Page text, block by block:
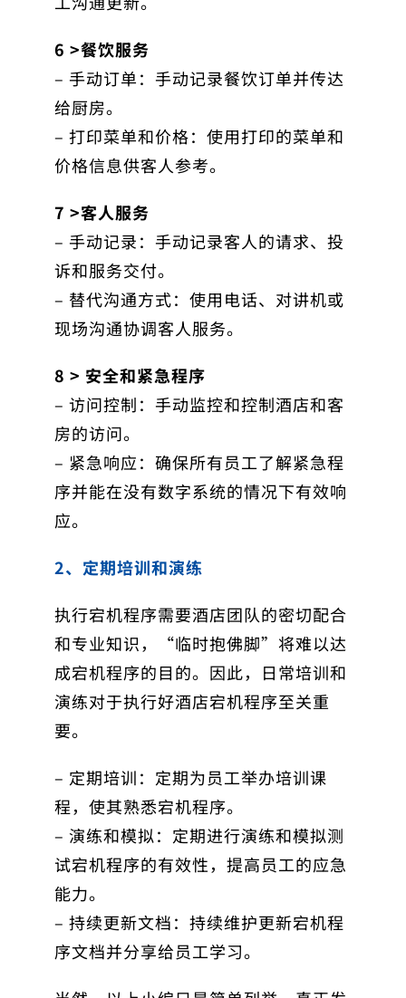
6 >餐饮服务
– 手动订单：手动记录餐饮订单并传达
给厨房。
– 打印菜单和价格：使用打印的菜单和
价格信息供客人参考。
7 >客人服务
– 手动记录：手动记录客人的请求、投
诉和服务交付。
– 替代沟通方式：使用电话、对讲机或
现场沟通协调客人服务。
8 > 安全和紧急程序
– 访问控制：手动监控和控制酒店和客
房的访问。
– 紧急响应：确保所有员工了解紧急程
序并能在没有数字系统的情况下有效响
应。
2、定期培训和演练
执行宕机程序需要酒店团队的密切配合
和专业知识，“临时抱佛脚”将难以达
成宕机程序的目的。因此，日常培训和
演练对于执行好酒店宕机程序至关重
要。
– 定期培训：定期为员工举办培训课
程，使其熟悉宕机程序。
– 演练和模拟：定期进行演练和模拟测
试宕机程序的有效性，提高员工的应急
能力。
– 持续更新文档：持续维护更新宕机程
序文档并分享给员工学习。